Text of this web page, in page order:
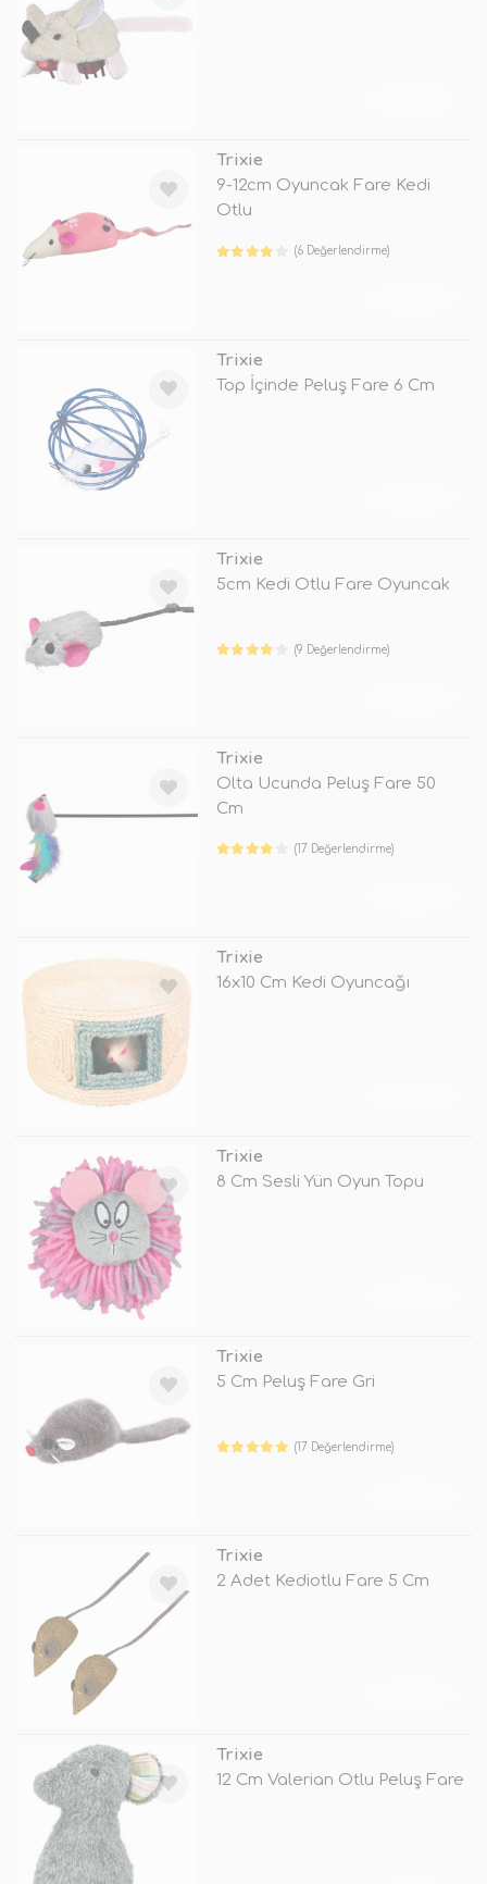
Trixie
9-12cm Oyuncak Fare Kedi
Otlu
(6 Değerlendirme)
Trixie
Top İçinde Peluş Fare 6 Cm
Trixie
5cm Kedi Otlu Fare Oyuncak
(9 Değerlendirme)
Trixie
Olta Ucunda Peluş Fare 50
Cm
(17 Değerlendirme)
Trixie
16x10 Cm Kedi Oyuncağı
Trixie
8 Cm Sesli Yün Oyun Topu
Trixie
5 Cm Peluş Fare Gri
(17 Değerlendirme)
Trixie
2 Adet Kediotlu Fare 5 Cm
Trixie
12 Cm Valerian Otlu Peluş Fare